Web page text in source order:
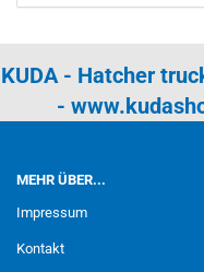
KUDA - Hatcher
-
MEHR ÜBER...
Impressum
Kontakt